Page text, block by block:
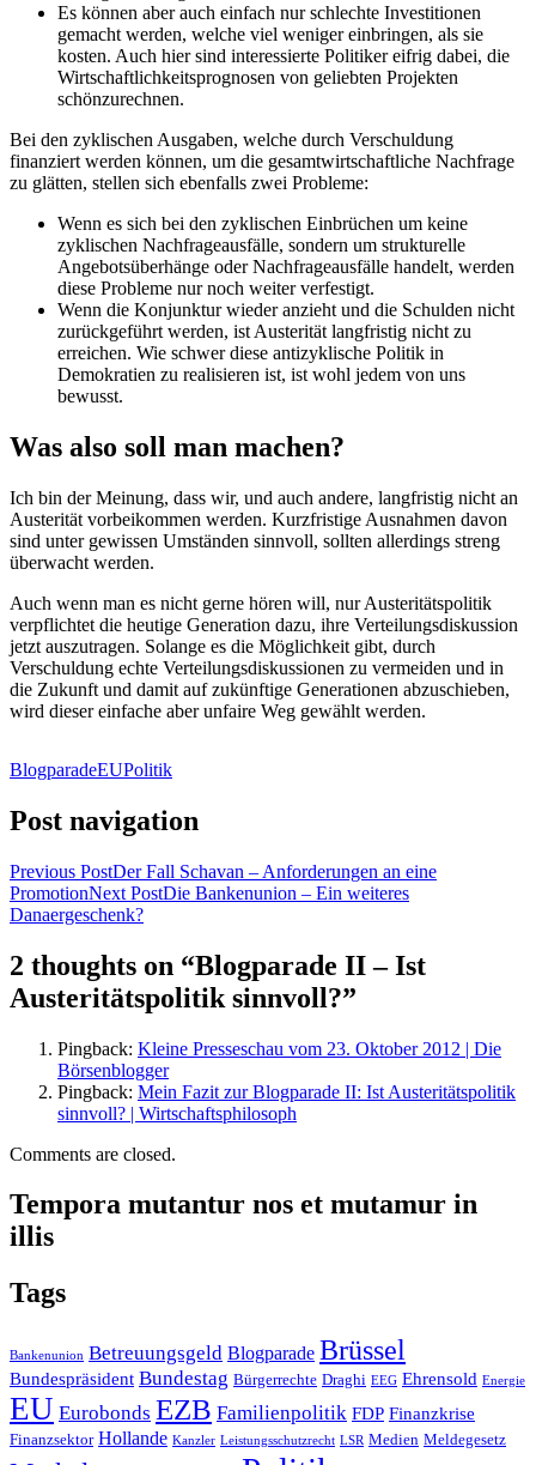
Es können aber auch einfach nur schlechte Investitionen
gemacht werden, welche viel weniger einbringen, als sie
kosten. Auch hier sind interessierte Politiker eifrig dabei, die
Wirtschaftlichkeitsprognosen von geliebten Projekten
schönzurechnen.
Bei den zyklischen Ausgaben, welche durch Verschuldung
finanziert werden können, um die gesamtwirtschaftliche Nachfrage
zu glätten, stellen sich ebenfalls zwei Probleme:
Wenn es sich bei den zyklischen Einbrüchen um keine
zyklischen Nachfrageausfälle, sondern um strukturelle
Angebotsüberhänge oder Nachfrageausfälle handelt, werden
diese Probleme nur noch weiter verfestigt.
Wenn die Konjunktur wieder anzieht und die Schulden nicht
zurückgeführt werden, ist Austerität langfristig nicht zu
erreichen. Wie schwer diese antizyklische Politik in
Demokratien zu realisieren ist, ist wohl jedem von uns
bewusst.
Was also soll man machen?
Ich bin der Meinung, dass wir, und auch andere, langfristig nicht an
Austerität vorbeikommen werden. Kurzfristige Ausnahmen davon
sind unter gewissen Umständen sinnvoll, sollten allerdings streng
überwacht werden.
Auch wenn man es nicht gerne hören will, nur Austeritätspolitik
verpflichtet die heutige Generation dazu, ihre Verteilungsdiskussion
jetzt auszutragen. Solange es die Möglichkeit gibt, durch
Verschuldung echte Verteilungsdiskussionen zu vermeiden und in
die Zukunft und damit auf zukünftige Generationen abzuschieben,
wird dieser einfache aber unfaire Weg gewählt werden.
BlogparadeEUPolitik
Post navigation
Previous PostDer Fall Schavan – Anforderungen an eine
PromotionNext PostDie Bankenunion – Ein weiteres
Danaergeschenk?
2 thoughts on “Blogparade II – Ist
Austeritätspolitik sinnvoll?”
Pingback: Kleine Presseschau vom 23. Oktober 2012 | Die
Börsenblogger
Pingback: Mein Fazit zur Blogparade II: Ist Austeritätspolitik
sinnvoll? | Wirtschaftsphilosoph
Comments are closed.
Tempora mutantur nos et mutamur in
illis
Tags
Bankenunion Betreuungsgeld Blogparade Brüssel
Bundespräsident Bundestag Bürgerrechte Draghi EEG Ehrensold Energie
EU Eurobonds EZB Familienpolitik FDP Finanzkrise
Finanzsektor Hollande Kanzler Leistungsschutzrecht LSR Medien Meldegesetz